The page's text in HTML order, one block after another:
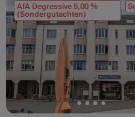
AfA Degressive 5,00 %
(Sondergutachten)